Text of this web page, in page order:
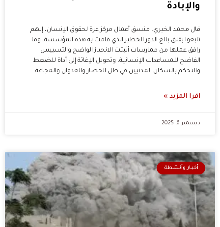
والإبادة
قال محمد الخيري، منسق أعمال مركز غزة لحقوق الإنسان، إنهم
تابعوا بقلق بالغ الدور الخطير الذي قامت به هذه المؤسسة، وما
رافق عملها من ممارسات أثبتت الانحياز الواضح والتسييس
الفاضح للمساعدات الإنسانية، وتحويل الإغاثة إلى أداة للضغط
والتحكم بالسكان المدنيين في ظل الحصار والعدوان والمجاعة.
اقرا المزيد »
ديسمبر 6, 2025
أخبار وأنشطة